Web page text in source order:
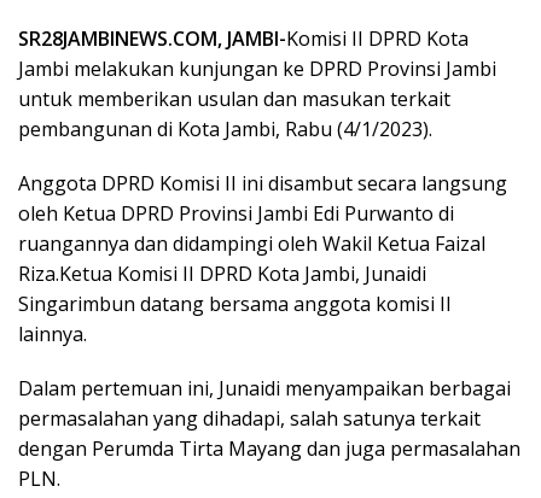
SR28JAMBINEWS.COM, JAMBI-Komisi II DPRD Kota
Jambi melakukan kunjungan ke DPRD Provinsi Jambi
untuk memberikan usulan dan masukan terkait
pembangunan di Kota Jambi, Rabu (4/1/2023).
Anggota DPRD Komisi II ini disambut secara langsung
oleh Ketua DPRD Provinsi Jambi Edi Purwanto di
ruangannya dan didampingi oleh Wakil Ketua Faizal
Riza.Ketua Komisi II DPRD Kota Jambi, Junaidi
Singarimbun datang bersama anggota komisi II
lainnya.
Dalam pertemuan ini, Junaidi menyampaikan berbagai
permasalahan yang dihadapi, salah satunya terkait
dengan Perumda Tirta Mayang dan juga permasalahan
PLN.